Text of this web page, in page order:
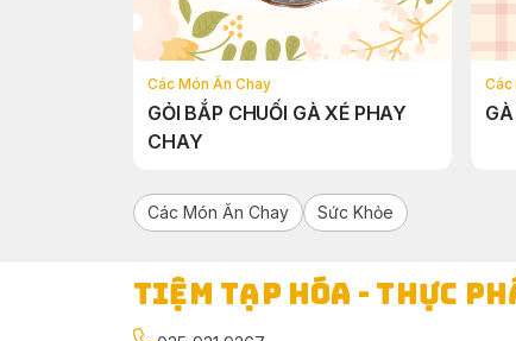
Các Món Ăn Chay
GỎI BẮP CHUỐI GÀ XÉ PHAY
CHAY
Các
Các Món Ăn Chay Sức Khỏe
TIỆM TẠP HÓA - THỰC